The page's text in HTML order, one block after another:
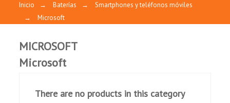
Inicio → Baterías →
Smartphones y teléfonos móviles
→
Microsoft
MICROSOFT
Microsoft
There are no products in this category